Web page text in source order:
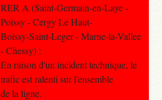
RER A (Saint-Germain-en-Laye -
Poissy - Cergy Le Haut-
Boissy-Saint-Leger - Marne-la-Vallee
- Chessy) :
En raison d'un incident technique, le
trafic est ralenti sur l'ensemble
de la ligne.